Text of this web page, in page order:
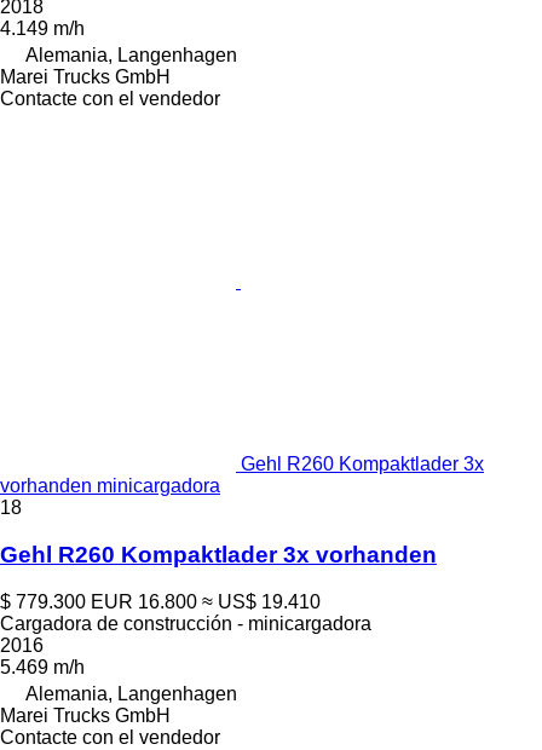
2018
4.149 m/h
Alemania, Langenhagen
Marei Trucks GmbH
Contacte con el vendedor
Gehl R260 Kompaktlader 3x
vorhanden minicargadora
18
Gehl R260 Kompaktlader 3x vorhanden
$ 779.300 EUR 16.800 ≈ US$ 19.410
Cargadora de construcción - minicargadora
2016
5.469 m/h
Alemania, Langenhagen
Marei Trucks GmbH
Contacte con el vendedor